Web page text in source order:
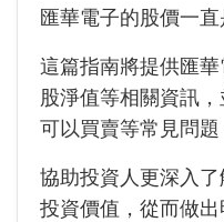
匯華電子的股價一直
這篇指南將提供匯
股淨值等相關資訊
可以買賣等常見問題
協助投資人更深入
投資價值，從而做出